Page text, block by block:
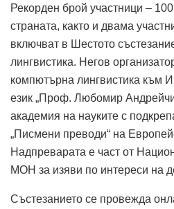
Рекорден брой участници –
страната, както и двама
включват в Шестото
лингвистика. Негов
компютърна лингвистика към
език „Проф. Любомир
академия на науките с
„Писмени преводи“ на
Надпреварата е част от
МОН за изяви по интереси на
Състезанието се провежда